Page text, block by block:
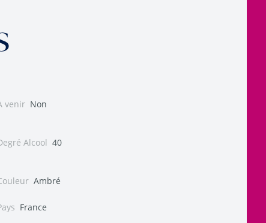
venir Non
Alcool 40
Ambré
France